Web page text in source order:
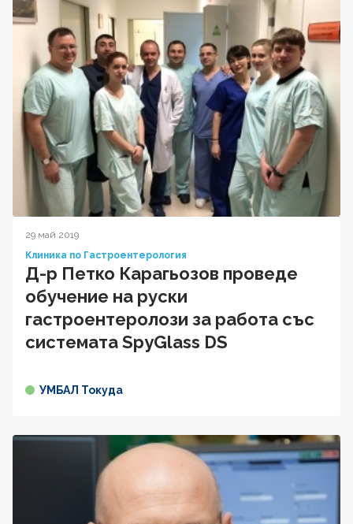
29 май 2019
Клиника по Гастроентерология
Д-р Петко Карагьозов проведе
обучение на руски
гастроентеролози за работа със
системата SpyGlass DS
УМБАЛ Токуда